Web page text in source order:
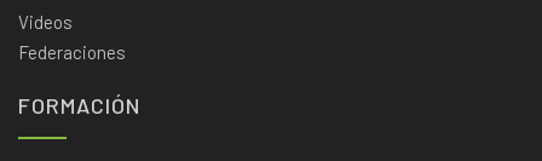
Videos
Federaciones
FORMACIÓN